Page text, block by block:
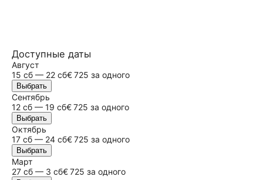
Доступные даты
Август
15 сб — 22 сб€ 725 за одного
Выбрать
Сентябрь
12 сб — 19 сб€ 725 за одного
Выбрать
Октябрь
17 сб — 24 сб€ 725 за одного
Выбрать
Март
27 сб — 3 сб€ 725 за одного